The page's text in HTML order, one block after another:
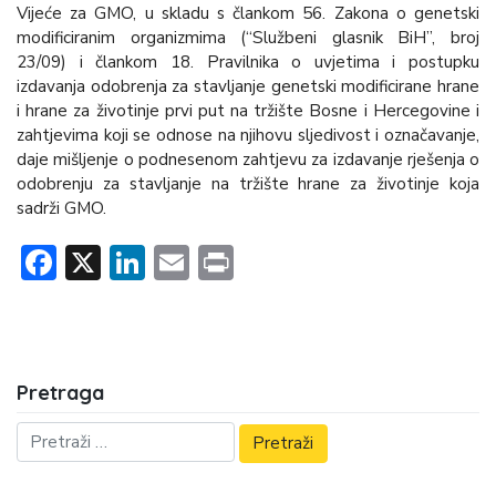
Vijeće za GMO, u skladu s člankom 56. Zakona o genetski
modificiranim organizmima (“Službeni glasnik BiH”, broj
23/09) i člankom 18. Pravilnika o uvjetima i postupku
izdavanja odobrenja za stavljanje genetski modificirane hrane
i hrane za životinje prvi put na tržište Bosne i Hercegovine i
zahtjevima koji se odnose na njihovu sljedivost i označavanje,
daje mišljenje o podnesenom zahtjevu za izdavanje rješenja o
odobrenju za stavljanje na tržište hrane za životinje koja
sadrži GMO.
Facebook
X LinkedIn
Email
Pretraga